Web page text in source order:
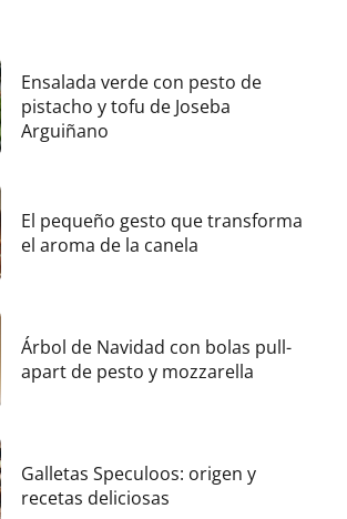
Ensalada verde con pesto de
pistacho y tofu de Joseba
Arguiñano
El pequeño gesto que transforma
el aroma de la canela
Árbol de Navidad con bolas pull-
apart de pesto y mozzarella
Galletas Speculoos: origen y
recetas deliciosas